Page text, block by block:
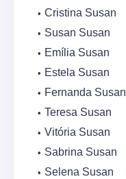
Cristina Susan
Susan Susan
Emília Susan
Estela Susan
Fernanda Susan
Teresa Susan
Vitória Susan
Sabrina Susan
Selena Susan